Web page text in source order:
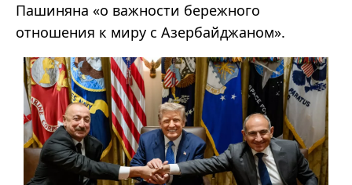
Пашиняна «о важности бережного
отношения к миру с Азербайджаном».